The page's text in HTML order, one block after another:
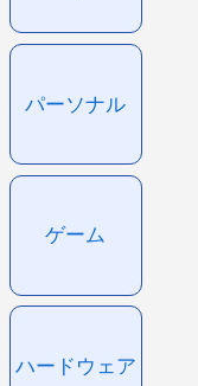
パーソナル
ゲーム
ハードウェア